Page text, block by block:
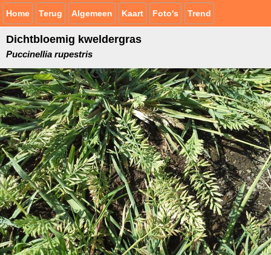
Home Terug Algemeen Kaart Foto's Trend
Dichtbloemig kweldergras
Puccinellia rupestris